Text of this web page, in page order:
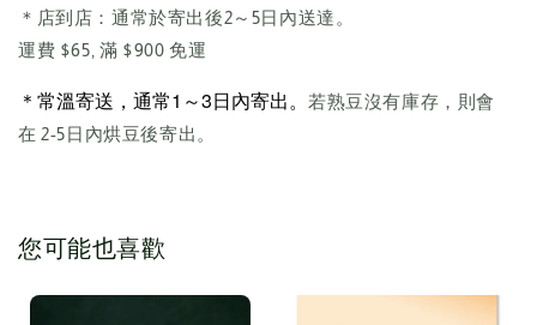
＊店到店：通常於寄出後2～5日內送達。
運費 $65, 滿 $900 免運
＊常溫寄送，通常1～3日內寄出。
若熟豆沒有庫存，則會
在 2-5日內烘豆後寄出。
您可能也喜歡